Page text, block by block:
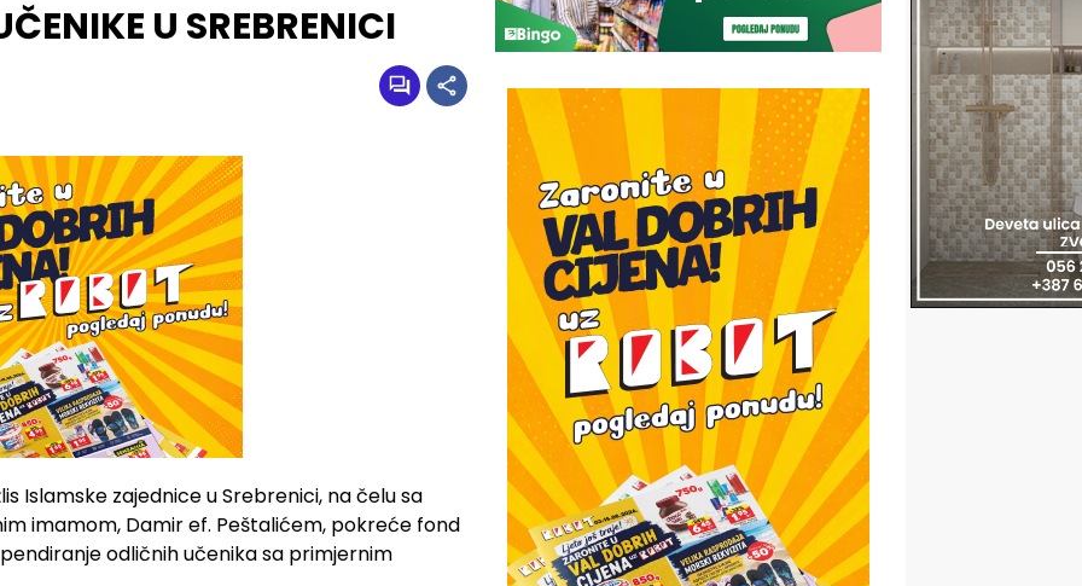
U SREBRENICI
Islamske zajednice u Srebrenici, na čelu sa
imamom, Damir ef. Peštalićem, pokreće fond
odličnih učenika sa primjernim